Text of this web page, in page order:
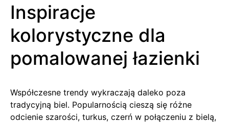
Inspiracje
kolorystyczne dla
pomalowanej łazienki
Współczesne trendy wykraczają daleko poza
tradycyjną biel. Popularnością cieszą się różne
odcienie szarości, turkus, czerń w połączeniu z bielą,